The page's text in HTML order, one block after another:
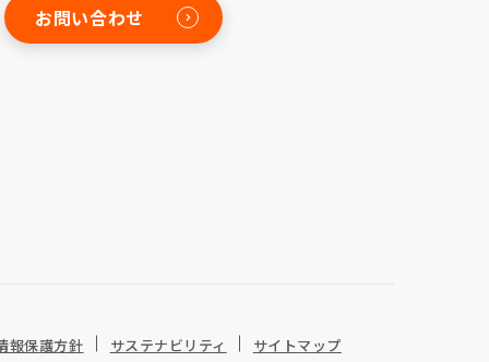
お問い合わせ
報保護方針 サステナビリティ サイトマップ